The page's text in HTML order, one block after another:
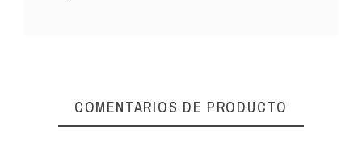
COMENTARIOS DE PRODUCTO